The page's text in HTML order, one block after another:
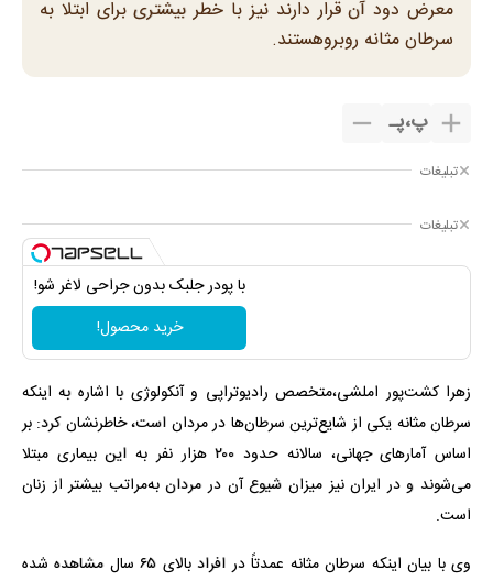
معرض دود آن قرار دارند نیز با خطر بیشتری برای ابتلا به
سرطان مثانه روبروهستند.
پ،پـ
تبلیغات
تبلیغات
با پودر جلبک بدون جراحی لاغر شو!
خرید محصول!
زهرا کشت‌پور املشی،متخصص رادیوتراپی و آنکولوژی با اشاره به اینکه
سرطان مثانه یکی از شایع‌ترین سرطان‌ها در مردان است، خاطرنشان کرد: بر
اساس آمارهای جهانی، سالانه حدود ۲۰۰ هزار نفر به این بیماری مبتلا
می‌شوند و در ایران نیز میزان شیوع آن در مردان به‌مراتب بیشتر از زنان
است.
وی با بیان اینکه سرطان مثانه عمدتاً در افراد بالای ۶۵ سال مشاهده شده